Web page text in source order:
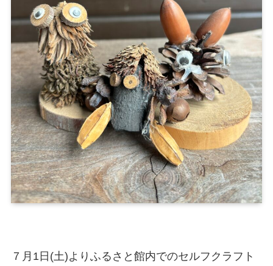
７月1日(土)よりふるさと館内でのセルフクラフト